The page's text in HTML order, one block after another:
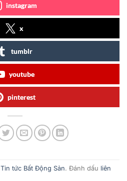
instagram
x
tumblr
youtube
pinterest
Tin tức Bất Động Sản. Đánh dấu liên